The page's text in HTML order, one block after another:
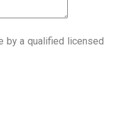
by a qualified licensed